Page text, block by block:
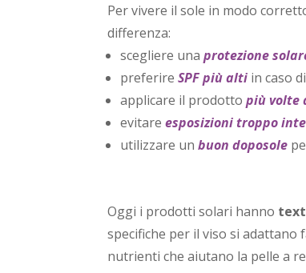
Per vivere il sole in modo
differenza:
scegliere unaprotezione
preferireSPF più alti in caso
applicare il prodottopiù volte
evitareesposizioni troppo
utilizzare unbuon doposole
Oggi i prodotti solari hanno
specifiche per il viso si
nutrienti che aiutano la pelle a